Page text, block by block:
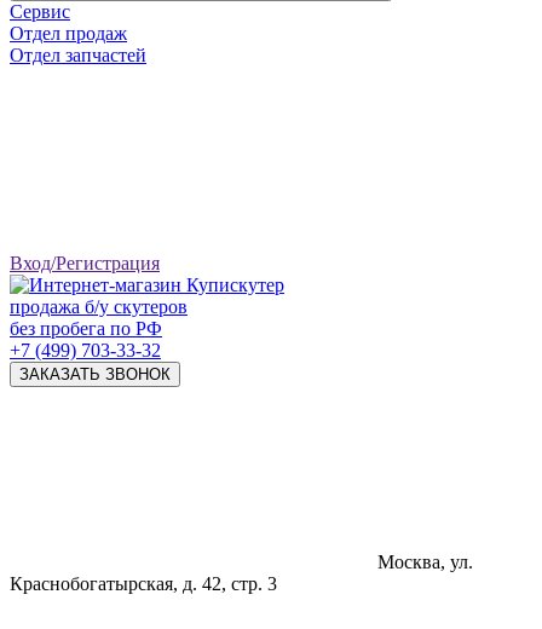
Сервис
Отдел продаж
Отдел запчастей
Вход/Регистрация
продажа б/у скутеров
без пробега по РФ
+7 (499) 703-33-32
ЗАКАЗАТЬ ЗВОНОК
Москва, ул.
Краснобогатырская, д. 42, стр. 3